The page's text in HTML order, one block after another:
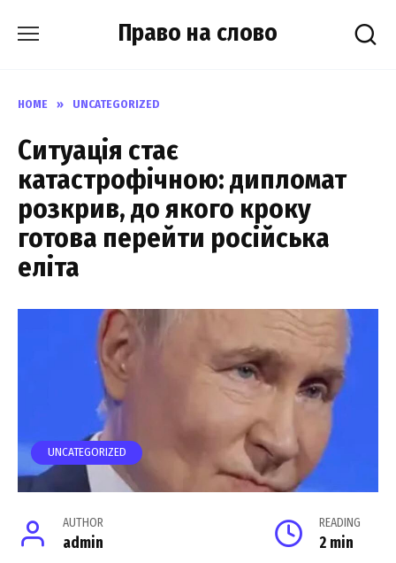
Право на слово
HOME » UNCATEGORIZED
Ситуація стає
катастрофічною: дипломат
розкрив, до якого кроку
готова перейти російська
еліта
UNCATEGORIZED
AUTHOR
admin
READING
2 min